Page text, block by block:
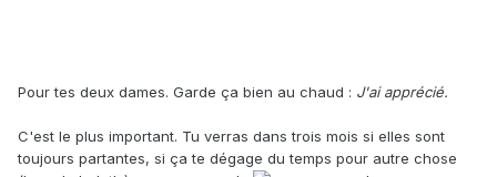
Pour tes deux dames. Garde ça bien au chaud : J'ai apprécié.
C'est le plus important. Tu verras dans trois mois si elles sont
toujours partantes, si ça te dégage du temps pour autre chose